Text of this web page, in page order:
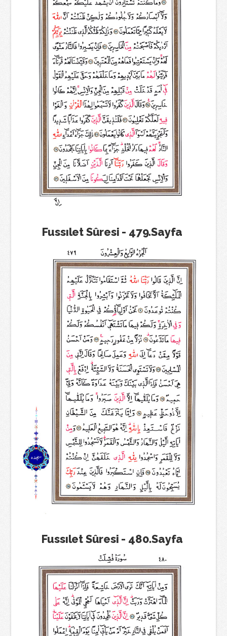
Fussılet Sûresi - 479.Sayfa
Fussılet Sûresi - 480.Sayfa